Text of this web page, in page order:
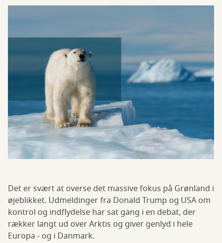
Det er svært at overse det massive fokus på Grønland i
øjeblikket. Udmeldinger fra Donald Trump og USA om
kontrol og indflydelse har sat gang i en debat, der
rækker langt ud over Arktis og giver genlyd i hele
Europa - og i Danmark.